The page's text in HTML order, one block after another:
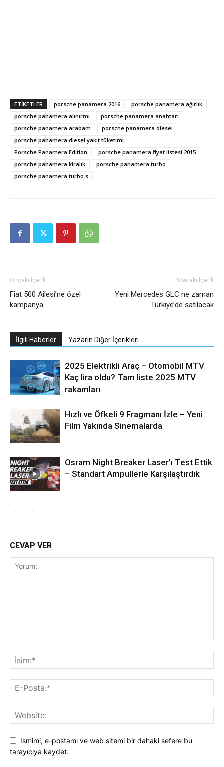
ETIKETLER porsche panamera 2016
porsche panamera ağırlık
porsche panamera alınırmı
porsche panamera anahtarı
porsche panamera arabam
porsche panamera diesel
porsche panamera diesel yakıt tüketimi
Porsche Panamera Edition
porsche panamera fiyat listesi 2015
porsche panamera kiralık
porsche panamera turbo
porsche panamera turbo s
Önceki İçerik
Fiat 500 Ailesi’ne özel
kampanya
Sonraki İçerik
Yeni Mercedes GLC ne zaman
Türkiye’de satılacak
İlgili Haberler Yazarın Diğer İçerikleri
2025 Elektrikli Araç – Otomobil MTV
Kaç lira oldu? Tam liste 2025 MTV
rakamları
Hızlı ve Öfkeli 9 Fragmanı İzle – Yeni
Film Yakında Sinemalarda
Osram Night Breaker Laser’ı Test Ettik
– Standart Ampullerle Karşılaştırdık
CEVAP VER
Ismimi, e-postamı ve web sitemi bir dahaki sefere bu
tarayıcıya kaydet.